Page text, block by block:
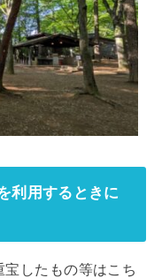
利用するときに
したもの等はこち